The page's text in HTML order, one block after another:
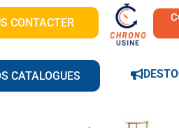
CONTACTER
CATALOGUES